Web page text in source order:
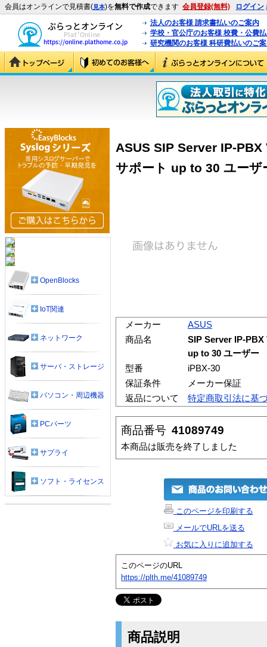
会員はオンラインで見積書(見本)を無料で作成できます 会員登録(無料) ログイン
法人のお客様 請求書払いのご案内
学校・官公庁のお客様 校費・公費
研究機関のお客様 科研費払いのご
ASUS SIP Server IP-PBX
サポート up to 30 ユーザ
メーカー
ASUS
商品名
SIP Server IP-PBX
up to 30 ユーザー
型番
iPBX-30
保証条件
メーカー保証
返品について
特定商取引法に基
商品番号 41089749
本商品は販売を終了しました
このページを印刷する
メールでURLを送る
お気に入りに追加する
このページのURL
https://plth.me/41089749
商品説明
OpenBlocks
IoT関連
ネットワーク
サーバ・ストレージ
パソコン・周辺機器
PCパーツ
サプライ
ソフト・ライセンス